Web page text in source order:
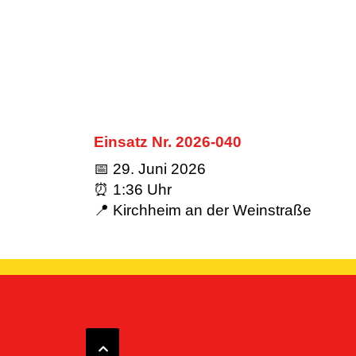
Einsatz Nr. 2026-040
📅 29. Juni 2026
⏰ 1:36 Uhr
📍 Kirchheim an der Weinstraße